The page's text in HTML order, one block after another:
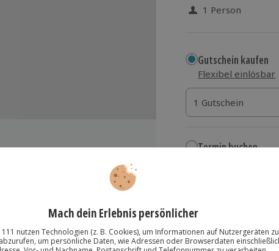
1 Person
Gutschein kaufen
Flexibel einlösbar
1 Gutschein
1 Gutschein
1 Gutschein
Termin buchen
19,90 €
zzgl. Versand(inkl. MwSt.)